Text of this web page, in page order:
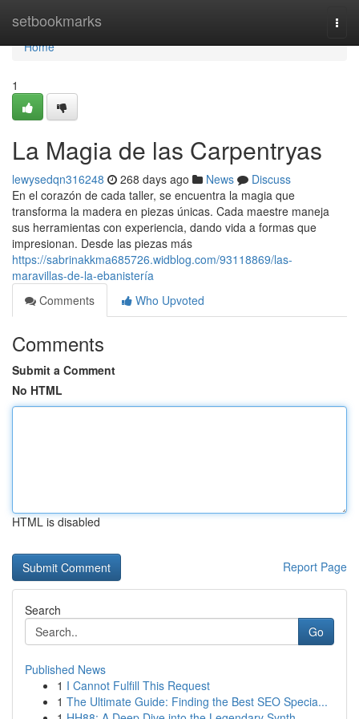
setbookmarks
Home
Home
1
La Magia de las Carpentryas
lewysedqn316248 268 days ago News
Discuss
En el corazón de cada taller, se encuentra la magia que
transforma la madera en piezas únicas. Cada maestre maneja
sus herramientas con experiencia, dando vida a formas que
impresionan. Desde las piezas más
https://sabrinakkma685726.widblog.com/93118869/las-
maravillas-de-la-ebanistería
Comments
Who Upvoted
Comments
Submit a Comment
No HTML
HTML is disabled
Report Page
Search
Go
Published News
1 I Cannot Fulfill This Request
1 The Ultimate Guide: Finding the Best SEO Specia...